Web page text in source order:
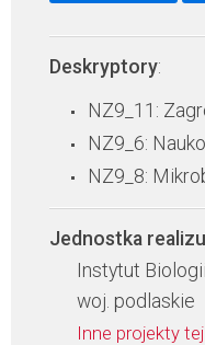
Deskryptory:
NZ9_11:
NZ9_6:
NZ9_8:
Jednostka
Instytut
woj. podlaskie
Inne projekty